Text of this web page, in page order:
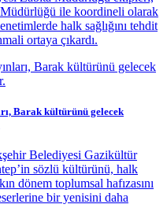
ile koordineli olarak
halk sağlığını tehdit
ortaya çıkardı.
Barak kültürünü gelecek
Belediyesi Gazikültür
sözlü kültürünü, halk
dönem toplumsal hafızasını
bir yenisini daha